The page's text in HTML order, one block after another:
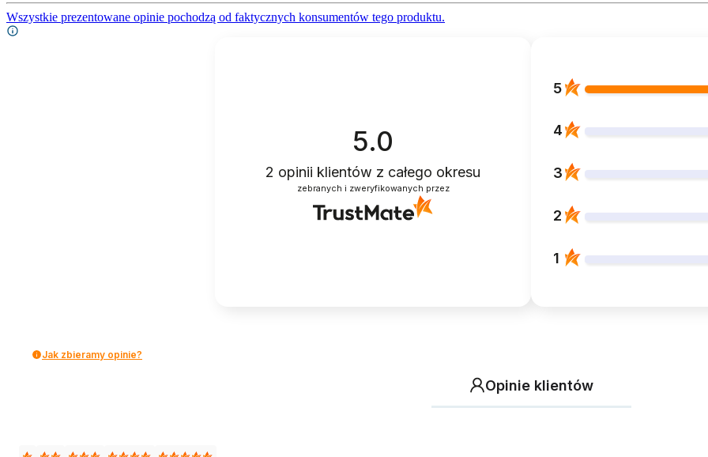
Wszystkie prezentowane opinie pochodzą od faktycznych konsumentów tego produktu.
5.0
2 opinii klientów z całego okresu
zebranych i zweryfikowanych przez
5
4
3
2
1
Jak zbieramy opinie?
Opinie klientów